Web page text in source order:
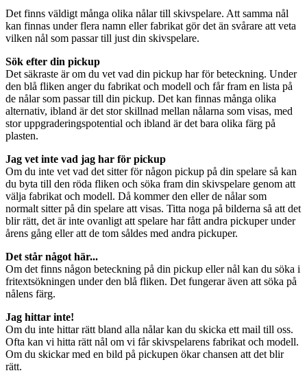
Det finns väldigt många olika nålar till skivspelare. Att samma nål
kan finnas under flera namn eller fabrikat gör det än svårare att veta
vilken nål som passar till just din skivspelare.
Sök efter din pickup
Det säkraste är om du vet vad din pickup har för beteckning. Under
den blå fliken anger du fabrikat och modell och får fram en lista på
de nålar som passar till din pickup. Det kan finnas många olika
alternativ, ibland är det stor skillnad mellan nålarna som visas, med
stor uppgraderingspotential och ibland är det bara olika färg på
plasten.
Jag vet inte vad jag har för pickup
Om du inte vet vad det sitter för någon pickup på din spelare så kan
du byta till den röda fliken och söka fram din skivspelare genom att
välja fabrikat och modell. Då kommer den eller de nålar som
normalt sitter på din spelare att visas. Titta noga på bilderna så att det
blir rätt, det är inte ovanligt att spelare har fått andra pickuper under
årens gång eller att de tom såldes med andra pickuper.
Det står något här...
Om det finns någon beteckning på din pickup eller nål kan du söka i
fritextsökningen under den blå fliken. Det fungerar även att söka på
nålens färg.
Jag hittar inte!
Om du inte hittar rätt bland alla nålar kan du skicka ett mail till oss.
Ofta kan vi hitta rätt nål om vi får skivspelarens fabrikat och modell.
Om du skickar med en bild på pickupen ökar chansen att det blir
rätt.